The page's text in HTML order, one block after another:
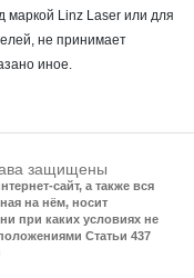
маркой Linz Laser или для
не принимает
иное.
защищены
сайт, а также вся
на нём, носит
при каких условиях не
Статьи 437